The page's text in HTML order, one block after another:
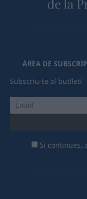
ÀREA DE
Subscriu-te al butlletí
Si continues,